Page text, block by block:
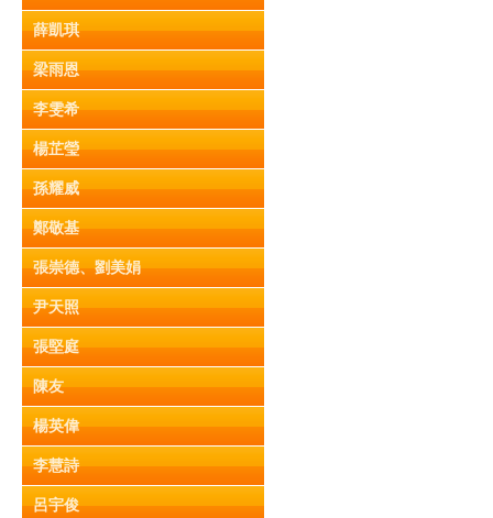
薛凱琪
梁雨恩
李雯希
楊芷瑩
孫耀威
鄭敬基
張崇德、劉美娟
尹天照
張堅庭
陳友
楊英偉
李慧詩
呂宇俊